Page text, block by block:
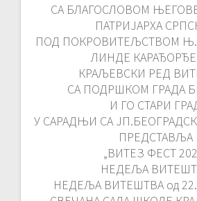
СА БЛАГОСЛОВОМ
ПАТРИЈАРХА
ПОД ПОКРОВИТЕЉСТВОМ
ЛИНДЕ
КРАЉЕВСКИ РЕД
СА ПОДРШКОМ ГРАДА
И ГО СТАРИ
У САРАДЊИ СА
ПРЕДСТАВЉА
„ВИТЕЗ ФЕСТ
НЕДЕЉА
НЕДЕЉА ВИТЕШТВА од